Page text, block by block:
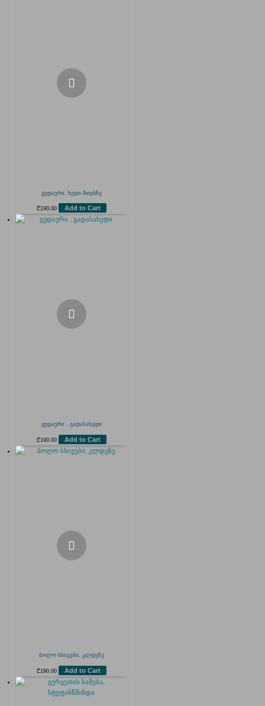
გუდაური, ხედი მთებზე
₾190.00 Add to Cart
გუდაური , გადასახედი
₾ 190.00 Add to Cart
ბოლო სხივები, კლდეზე
₾ 190.00 Add to Cart